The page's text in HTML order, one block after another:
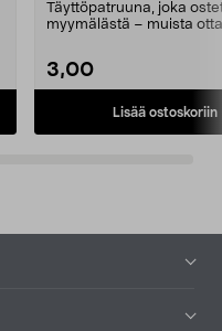
Täyttöpatruuna, joka
myymälästä – muista
3,00
Lisää ostoskoriin